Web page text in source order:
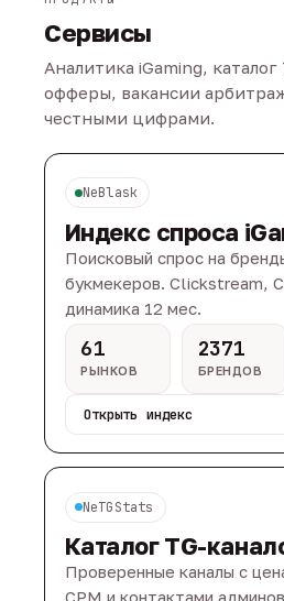
Сервисы
Аналитика iGaming,
офферы, вакансии
честными цифрами.
NeBlask
Индекс спроса
Поисковый спрос на
букмекеров. Clickstream,
динамика 12 мес.
61
РЫНКОВ
2371
БРЕНДОВ
Открыть индекс
NeTGStats
Каталог TG-
Проверенные каналы с
CPM и контактами админов.